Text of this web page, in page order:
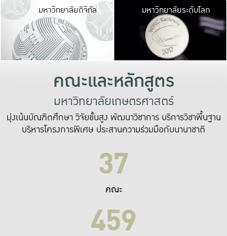
มหาวิทยาลัยดิจิทัล มหาวิ
เปลี่ยนแปลง แล
เพื่อทำง
ระบบสารสนเทศ
มหาวิทยาลัยระดับโลก
คณะและหลักสูตร
มหาวิทยาลัยเกษตรศาสตร์
มุ่งเน้นบัณฑิตศึกษา วิจัยขั้นสูง พัฒนาวิชาการ บริการวิชาพื้นฐาน
บริหารโครงการพิเศษ ประสานความร่วมมือกับนานาชาติ
37
คณะ
459